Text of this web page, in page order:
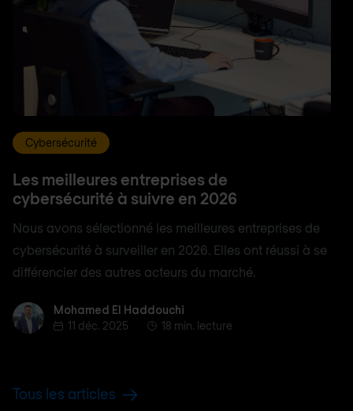
Cybersécurité
Les meilleures entreprises de
cybersécurité à suivre en 2026
Nous avons sélectionné les meilleures entreprises de
cybersécurité à surveiller en 2026. Elles ont réussi à se
différencier des autres acteurs du marché.
Mohamed El Haddouchi
Mohamed El Haddouchi
11 déc. 2025
18 min. lecture
Tous les articles